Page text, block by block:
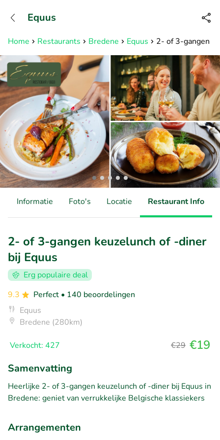
Bereikbaar tot 23:00 uur
Home Restaurants Bredene Equus 2- of 3-gangen
Equus
Informatie Foto's Locatie Restaurant Info
2- of 3-gangen keuzelunch of -diner
bij Equus
Erg populaire deal
9.3
Perfect • 140 beoordelingen
Equus
Bredene (280km)
Verkocht: 427 €29 €19
Samenvatting
Heerlijke 2- of 3-gangen keuzelunch of -diner bij Equus in
Bredene: geniet van verrukkelijke Belgische klassiekers
Arrangementen